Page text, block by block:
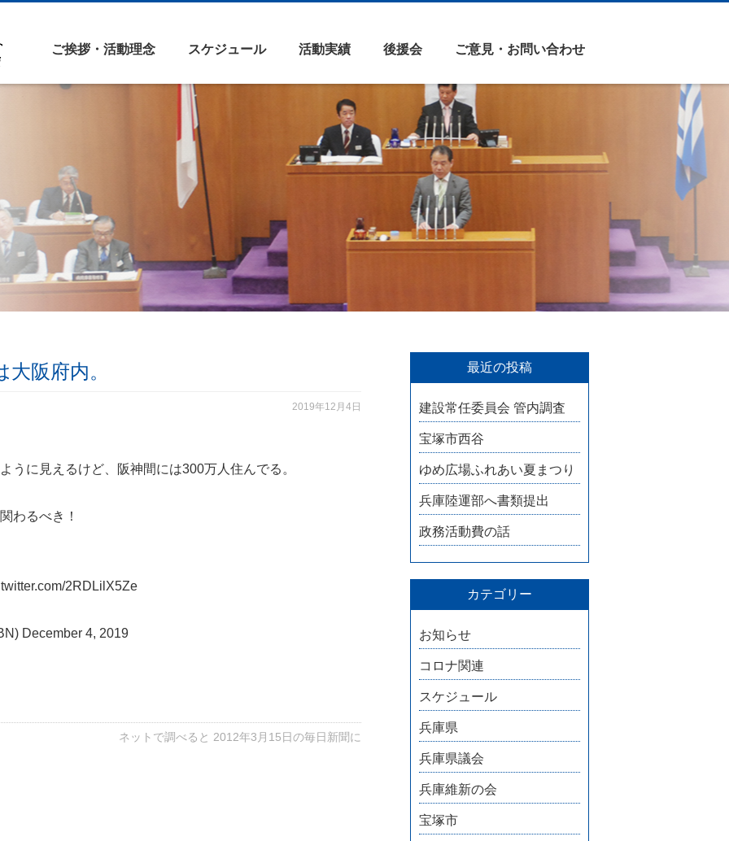
ご挨拶・活動理念 スケジュール 活動実績 後援会 ご意見・お問い合わせ
阪府内。
2019年12月4日
うに見えるけど、阪神間には300万人住んでる。
わるべき！
2RDLilX5Ze
December 4, 2019
ネットで調べると 2012年3月15日の毎日新聞に
最近の投稿
建設常任委員会 管内調査
宝塚市西谷
ゆめ広場ふれあい夏まつり
兵庫陸運部へ書類提出
政務活動費の話
カテゴリー
お知らせ
コロナ関連
スケジュール
兵庫県
兵庫県議会
兵庫維新の会
宝塚市